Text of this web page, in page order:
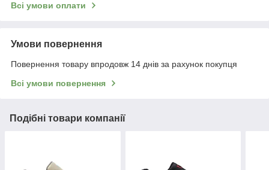
Всі умови оплати
Умови повернення
Повернення товару впродовж 14 днів за рахунок покупця
Всі умови повернення
Подібні товари компанії